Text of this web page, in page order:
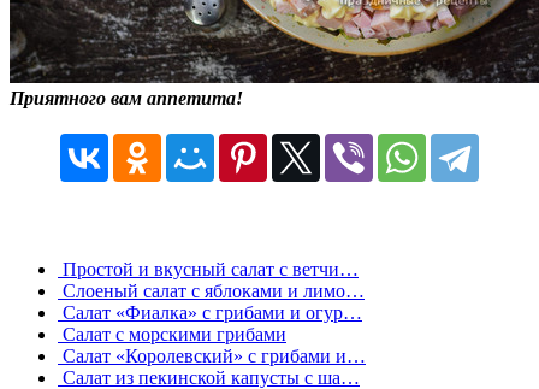
Приятного вам аппетита!
Простой и вкусный салат с ветчи…
Слоеный салат с яблоками и лимо…
Салат «Фиалка» с грибами и огур…
Салат с морскими грибами
Салат «Королевский» с грибами и…
Салат из пекинской капусты с ша…